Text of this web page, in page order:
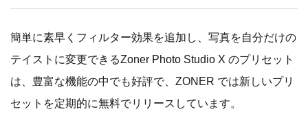
簡単に素早くフィルター効果を追加し、写真を自分だけの
テイストに変更できるZoner Photo Studio X のプリセット
は、豊富な機能の中でも好評で、ZONER では新しいプリ
セットを定期的に無料でリリースしています。